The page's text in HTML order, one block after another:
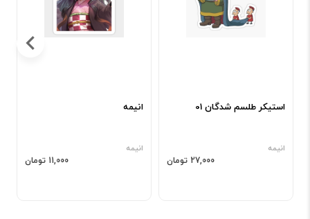
استیکر طلسم شدگان 01
انیمه
27,000 تومان
انیمه
انیمه
11,000 تومان